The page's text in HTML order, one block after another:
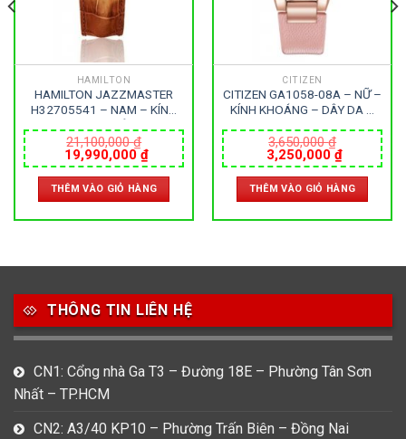
HAMILTON
HAMILTON JAZZMASTER
H32705541 – NAM – KÍNH
AUTOMATIC – SIZE 42MM –
MÁY THỤY SỸ
21,100,000₫
Giá
gốc
là:
21,100,000 ₫.
19,990,000₫Giá
hiện
tại
là:
19,990,000 ₫.
THÊM VÀO GIỎ HÀNG
CITIZEN
CITIZEN GA1058-08A – NỮ –
KÍNH KHOÁNG – DÂY DA –
MÁY NHẬT
3,650,000₫
Giá
gốc
là:
3,650,000 ₫.
3,250,000₫Giá
hiện
tại
là:
THÊM VÀO GIỎ HÀNG
THÔNG TIN LIÊN HỆ
CN1: Cổng nhà Ga T3 – Đường 18E – Phường Tân Sơn
Nhất – TP.HCM
CN2: A3/40 KP10 – Phường Trấn Biên – Đồng Nai